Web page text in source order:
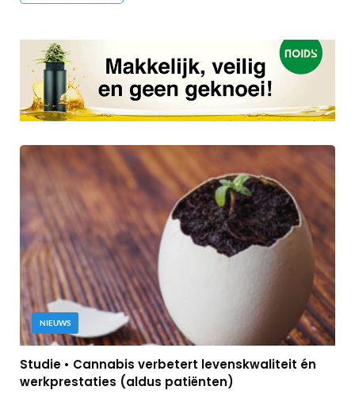
NIEUWS
Studie • Cannabis verbetert levenskwaliteit én
werkprestaties (aldus patiënten)